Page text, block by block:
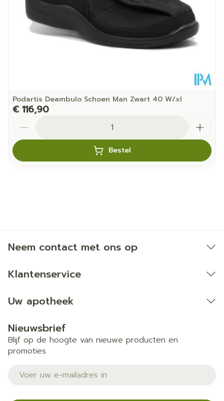
Podartis Deambulo Schoen Man Zwart 40 W/xl
€ 116,90
Bestel
Neem contact met ons op
Klantenservice
Uw apotheek
Nieuwsbrief
Blijf op de hoogte van nieuwe producten en
promoties
E-mail adres